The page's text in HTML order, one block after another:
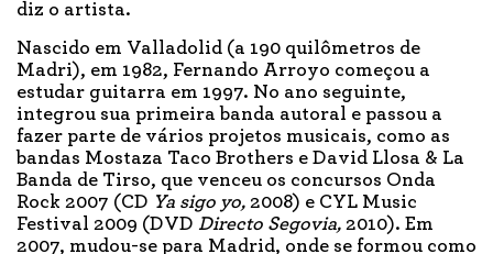
diz o artista.
Nascido em Valladolid (a 190 quilômetros de
Madri), em 1982, Fernando Arroyo começou a
estudar guitarra em 1997. No ano seguinte,
integrou sua primeira banda autoral e passou a
fazer parte de vários projetos musicais, como as
bandas Mostaza Taco Brothers e David Llosa & La
Banda de Tirso, que venceu os concursos Onda
Rock 2007 (CD Ya sigo yo, 2008) e CYL Music
Festival 2009 (DVD Directo Segovia, 2010). Em
2007, mudou-se para Madrid, onde se formou como